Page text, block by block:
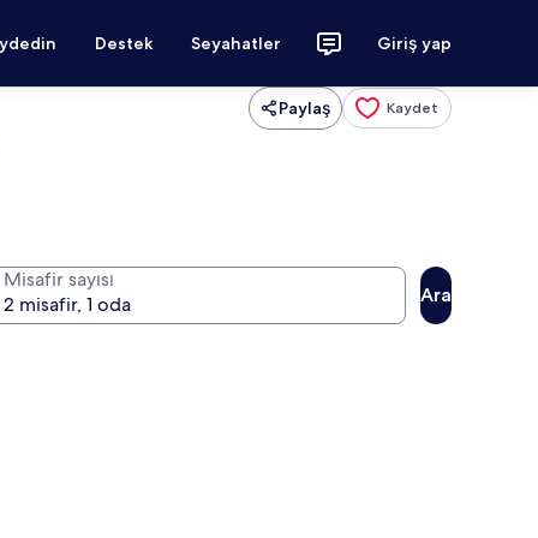
Destek Seyahatler Giriş yap
Paylaş Kaydet
Misafir sayısı
Ara